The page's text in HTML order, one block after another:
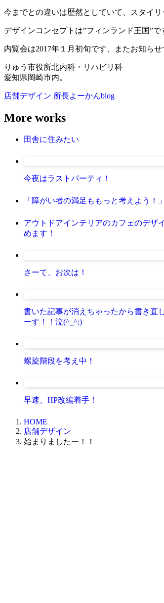
今までとの違いは歴然としていて、スタイ
デザインコンセプトは”フィンランド王国”
内覧会は2017年１月初旬です、またお知ら
りゅう市役所北内科・リハビリ科
愛知県岡崎市内。
店舗デザイン 所長よーかんblog
More works
田舎に住みたい
今夜はラストパーティ！
「障がい者の満足ももっと考えよう！」
アウトドアインテリアのカフェのデザ
めます！
さーて、お次は！
書いた記事が消えちゃったから書き直
ーす！！泣(^_^;)
螺旋階段を考え中！
早速、HP改編着手！
HOME
店舗デザイン
始まりましたー！！